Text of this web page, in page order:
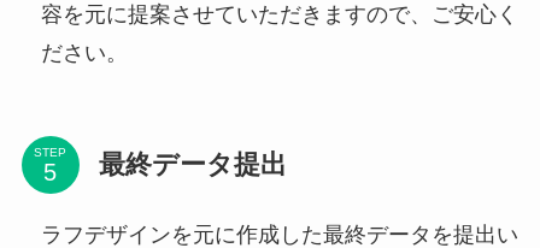
容を元に提案させていただきますので、ご安心く
ださい。
STEP 最終データ提出
ラフデザインを元に作成した最終データを提出い